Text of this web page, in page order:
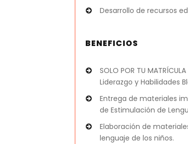
Desarrollo de recursos
BENEFICIOS
SOLO POR TU
Liderazgo y Habilidades
Entrega de materiales
de Estimulación de
Elaboración de
lenguaje de los niños.